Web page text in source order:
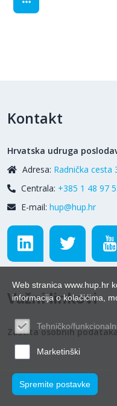
Kontakt
Hrvatska udruga
Adresa: Radnička cesta
Centrala: +385 1 48 97
E-mail: hup@hup.hr
Važni linkovi
Zaštita osobnih podataka
Web stranica www.hup.hr
informacija o kolačićima,
Tehničko/
Marketinški
Spremite postavke